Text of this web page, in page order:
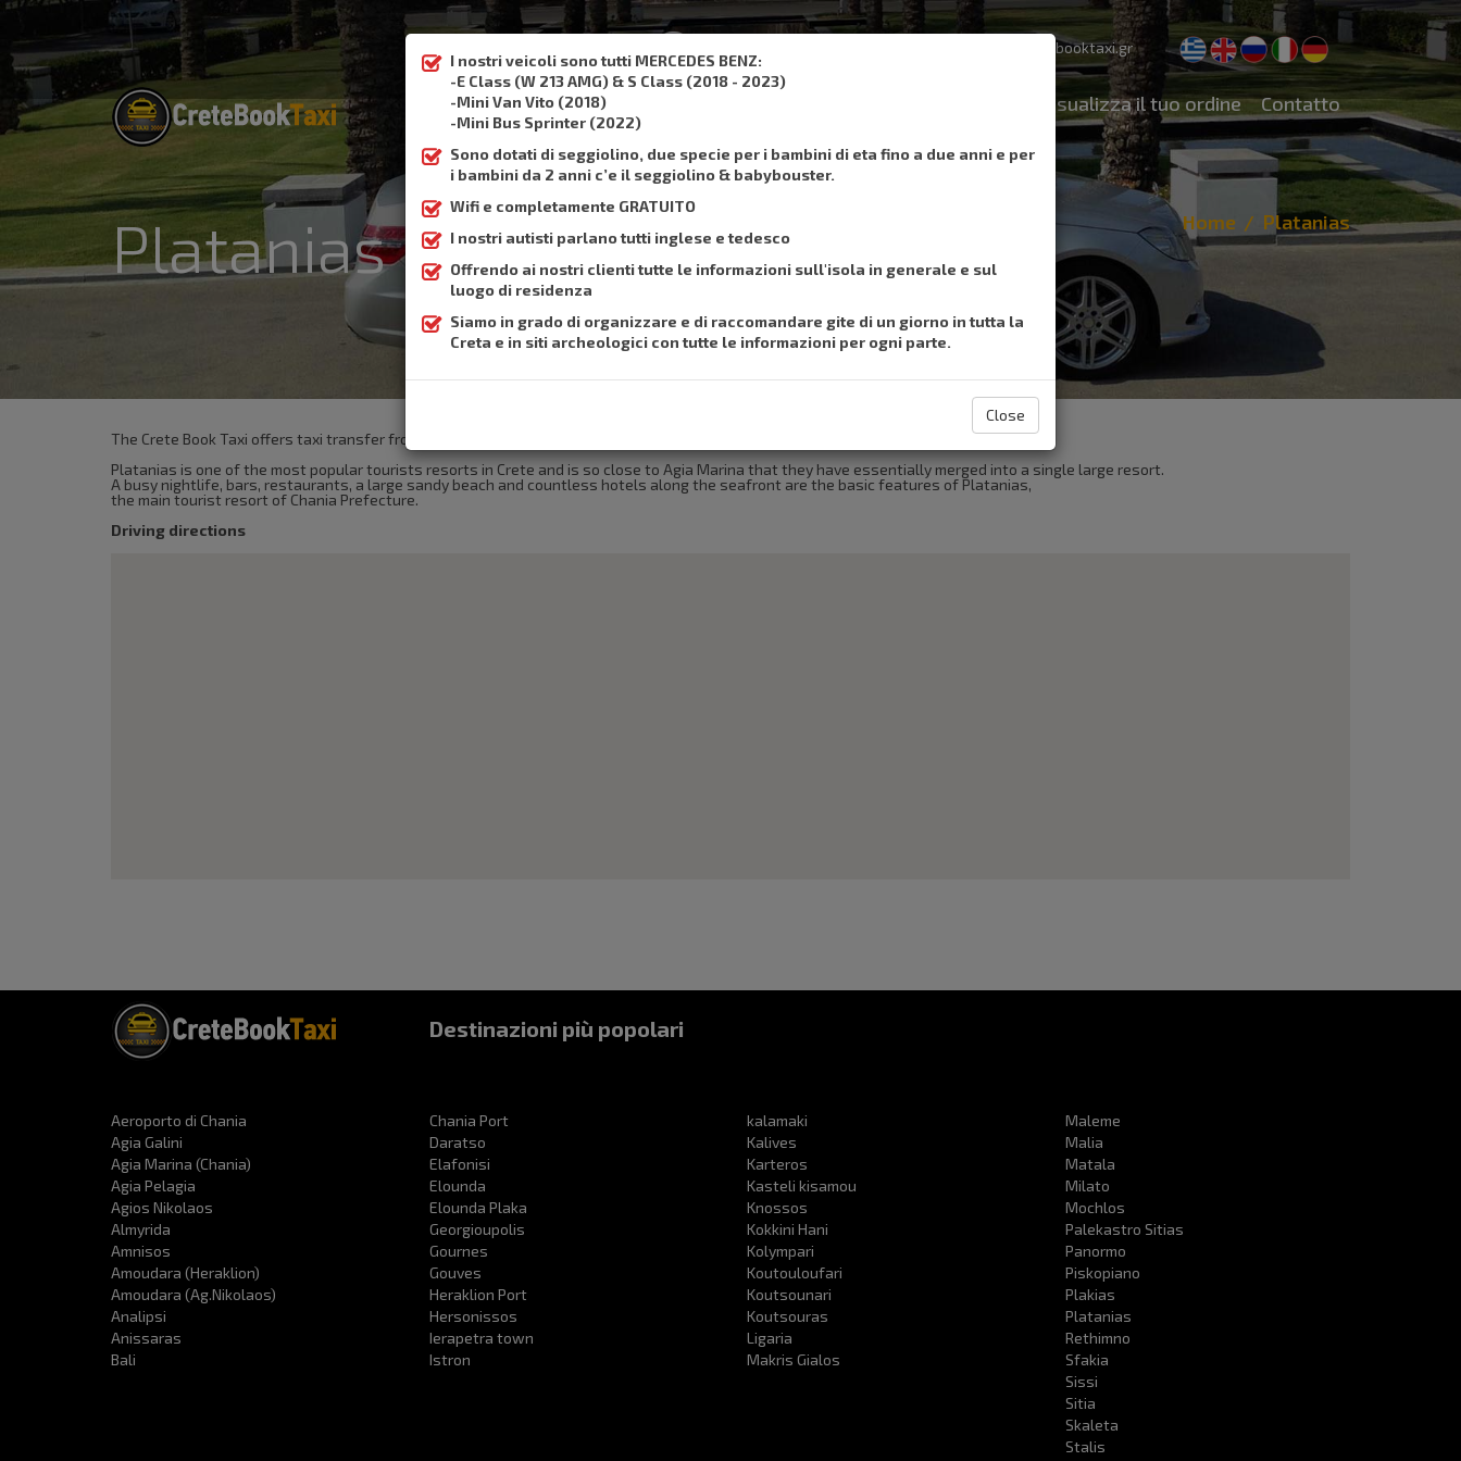
I nostri veicoli sono tutti MERCEDES BENZ:
-E Class (W 213 AMG) & S Class (2018 - 2023)
-Mini Van Vito (2018)
-Mini Bus Sprinter (2022)
Sono dotati di seggiolino, due specie per i bambini di eta fino a due anni e per
i bambini da 2 anni c’e il seggiolino & babybouster.
Wifi e completamente GRATUITO
I nostri autisti parlano tutti inglese e tedesco
Offrendo ai nostri clienti tutte le informazioni sull'isola in generale e sul
luogo di residenza
Siamo in grado di organizzare e di raccomandare gite di un giorno in tutta la
Creta e in siti archeologici con tutte le informazioni per ogni parte.
Close
support@cretebooktaxi.gr
Taxi e prenotazione Visualizza il tuo ordine Contatto
Platanias Home Platanias
The Crete Book Taxi offers taxi transfer from the airport of Heraklion to Platanias.
Platanias is one of the most popular tourists resorts in Crete and is so close to Agia Marina that they have essentially merged into a single large resort.
A busy nightlife, bars, restaurants, a large sandy beach and countless hotels along the seafront are the basic features of Platanias,
the main tourist resort of Chania Prefecture.
Driving directions
Destinazioni più popolari
Aeroporto di Chania
Agia Galini
Agia Marina (Chania)
Agia Pelagia
Agios Nikolaos
Almyrida
Amnisos
Amoudara (Heraklion)
Amoudara (Ag.Nikolaos)
Analipsi
Anissaras
Bali
Chania Port
Daratso
Elafonisi
Elounda
Elounda Plaka
Georgioupolis
Gournes
Gouves
Heraklion Port
Hersonissos
Ierapetra town
Istron
kalamaki
Kalives
Karteros
Kasteli kisamou
Knossos
Kokkini Hani
Kolympari
Koutouloufari
Koutsounari
Koutsouras
Ligaria
Makris Gialos
Maleme
Malia
Matala
Milato
Mochlos
Palekastro Sitias
Panormo
Piskopiano
Plakias
Platanias
Rethimno
Sfakia
Sissi
Sitia
Skaleta
Stalis